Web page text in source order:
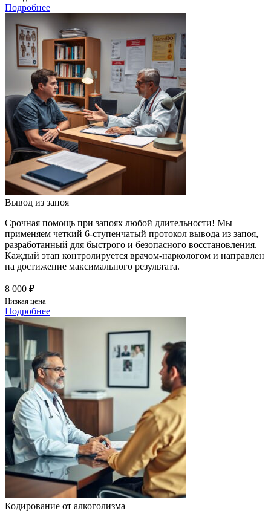
Подробнее
Вывод из запоя
Срочная помощь при запоях любой длительности! Мы
применяем четкий 6-ступенчатый протокол вывода из запоя,
разработанный для быстрого и безопасного восстановления.
Каждый этап контролируется врачом-наркологом и направлен
на достижение максимального результата.
8 000 ₽
Низкая цена
Подробнее
Кодирование от алкоголизма